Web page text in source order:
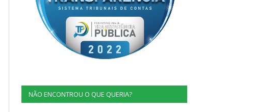
NÃO ENCONTROU O QUE QUERIA?